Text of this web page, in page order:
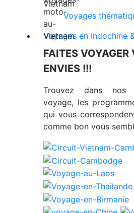
Voyages
Voyages en Indochine
FAITES VOYAGER
ENVIES !!!
Trouvez dans nos
voyage, les
qui vous
comme bon vous